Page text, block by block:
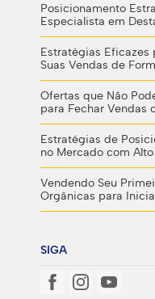
Posicionamento
Especialista em
Estratégias Eficazes
Suas Vendas de
Ofertas que Não
para Fechar Vendas
Estratégias de
no Mercado com
Vendendo Seu
Orgânicas para
SIGA